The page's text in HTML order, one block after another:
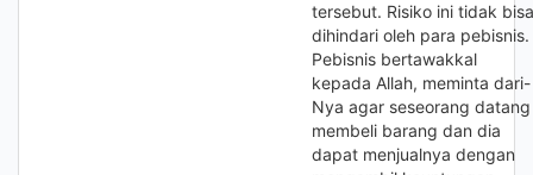
tersebut. Risiko ini tidak bisa
dihindari oleh para pebisnis.
Pebisnis bertawakkal
kepada Allah, meminta dari-
Nya agar seseorang datang
membeli barang dan dia
dapat menjualnya dengan